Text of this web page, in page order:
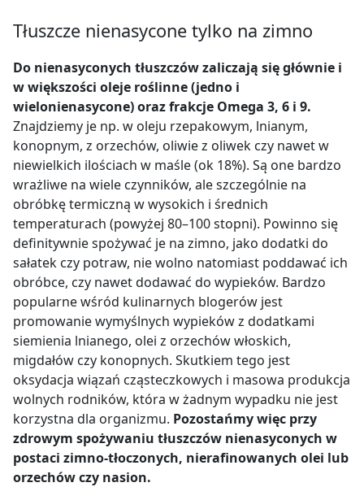
Tłuszcze nienasycone tylko na zimno
Do nienasyconych tłuszczów zaliczają się głównie i
w większości oleje roślinne (jedno i
wielonienasycone) oraz frakcje Omega 3, 6 i 9.
Znajdziemy je np. w oleju rzepakowym, lnianym,
konopnym, z orzechów, oliwie z oliwek czy nawet w
niewielkich ilościach w maśle (ok 18%). Są one bardzo
wrażliwe na wiele czynników, ale szczególnie na
obróbkę termiczną w wysokich i średnich
temperaturach (powyżej 80–100 stopni). Powinno się
definitywnie spożywać je na zimno, jako dodatki do
sałatek czy potraw, nie wolno natomiast poddawać ich
obróbce, czy nawet dodawać do wypieków. Bardzo
popularne wśród kulinarnych blogerów jest
promowanie wymyślnych wypieków z dodatkami
siemienia lnianego, olei z orzechów włoskich,
migdałów czy konopnych. Skutkiem tego jest
oksydacja wiązań cząsteczkowych i masowa produkcja
wolnych rodników, która w żadnym wypadku nie jest
korzystna dla organizmu. Pozostańmy więc przy
zdrowym spożywaniu tłuszczów nienasyconych w
postaci zimno-tłoczonych, nierafinowanych olei lub
orzechów czy nasion.